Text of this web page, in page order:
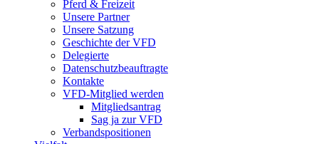
Pferd & Freizeit
Unsere Partner
Unsere Satzung
Geschichte der VFD
Delegierte
Datenschutzbeauftragte
Kontakte
VFD-Mitglied werden
Mitgliedsantrag
Sag ja zur VFD
Verbandspositionen